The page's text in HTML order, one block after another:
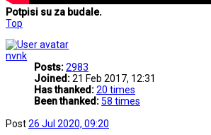
Potpisi su za budale.
Top
nvnk
Posts:2983
Joined:21 Feb 2017, 12:31
Has thanked:20 times
Been thanked:58 times
Post26 Jul 2020, 09:20